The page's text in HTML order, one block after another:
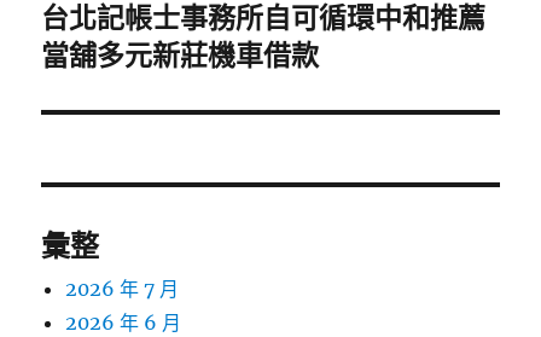
下
一
文
台北記帳士事務所自可循環中和推薦
當舖多元新莊機車借款
彙整
2026 年 7 月
2026 年 6 月